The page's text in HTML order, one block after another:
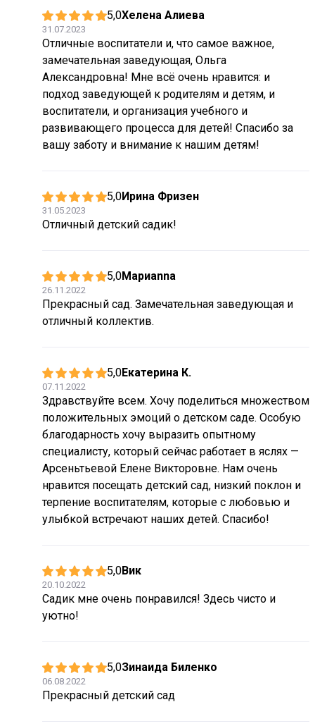
5,0Хелена Алиева
31.07.2023
Отличные воспитатели и, что самое важное,
замечательная заведующая, Ольга
Александровна! Мне всё очень нравится: и
подход заведующей к родителям и детям, и
воспитатели, и организация учебного и
развивающего процесса для детей! Спасибо за
вашу заботу и внимание к нашим детям!
5,0Ирина Фризен
31.05.2023
Отличный детский садик!
5,0Мариanna
26.11.2022
Прекрасный сад. Замечательная заведующая и
отличный коллектив.
5,0Екатерина К.
07.11.2022
Здравствуйте всем. Хочу поделиться множеством
положительных эмоций о детском саде. Особую
благодарность хочу выразить опытному
специалисту, который сейчас работает в яслях —
Арсеньтьевой Елене Викторовне. Нам очень
нравится посещать детский сад, низкий поклон и
терпение воспитателям, которые с любовью и
улыбкой встречают наших детей. Спасибо!
5,0Вик
20.10.2022
Садик мне очень понравился! Здесь чисто и
уютно!
5,0Зинаида Биленко
06.08.2022
Прекрасный детский сад